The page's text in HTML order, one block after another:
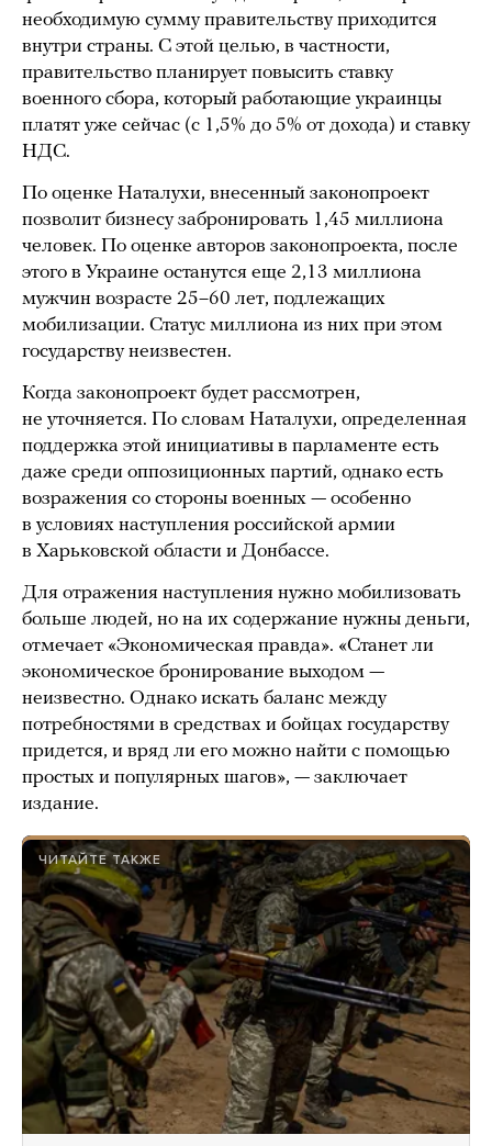
необходимую сумму правительству приходится
внутри страны. С этой целью, в частности,
правительство планирует повысить ставку
военного сбора, который работающие украинцы
платят уже сейчас (с 1,5% до 5% от дохода) и ставку
НДС.
По оценке Наталухи, внесенный законопроект
позволит бизнесу забронировать 1,45 миллиона
человек. По оценке авторов законопроекта, после
этого в Украине останутся еще 2,13 миллиона
мужчин возрасте 25–60 лет, подлежащих
мобилизации. Статус миллиона из них при этом
государству неизвестен.
Когда законопроект будет рассмотрен,
не уточняется. По словам Наталухи, определенная
поддержка этой инициативы в парламенте есть
даже среди оппозиционных партий, однако есть
возражения со стороны военных — особенно
в условиях наступления российской армии
в Харьковской области и Донбассе.
Для отражения наступления нужно мобилизовать
больше людей, но на их содержание нужны деньги,
отмечает «Экономическая правда». «Станет ли
экономическое бронирование выходом —
неизвестно. Однако искать баланс между
потребностями в средствах и бойцах государству
придется, и вряд ли его можно найти с помощью
простых и популярных шагов», — заключает
издание.
ЧИТАЙТЕ ТАКЖЕ